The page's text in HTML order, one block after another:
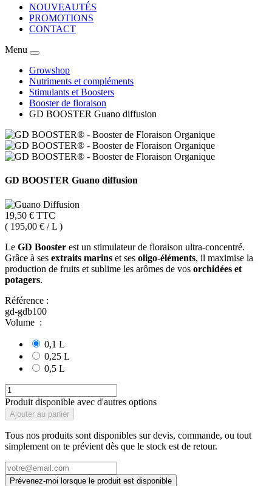
NOUVEAUTÉS
PROMOTIONS
CONTACT
Menu
Growshop
Nutriments et compléments
Stimulants et Boosters
Booster de floraison
GD BOOSTER Guano diffusion
GD BOOSTER Guano diffusion
19,50 € TTC
( 195,00 € / L )
Le GD Booster est un stimulateur de floraison ultra-concentré.
Grâce à ses extraits marins et ses oligo-éléments, il maximise la
production de fruits et sublime les arômes de vos orchidées et
potagers.
Référence :
gd-gdb100
Volume :
0,1 L
0,25 L
0,5 L
Produit disponible avec d'autres options
Ajouter au panier
Tous nos produits sont disponibles sur devis, commande, ou tout
simplement on te prévient dès que le stock est de retour.
Prévenez-moi lorsque le produit est disponible